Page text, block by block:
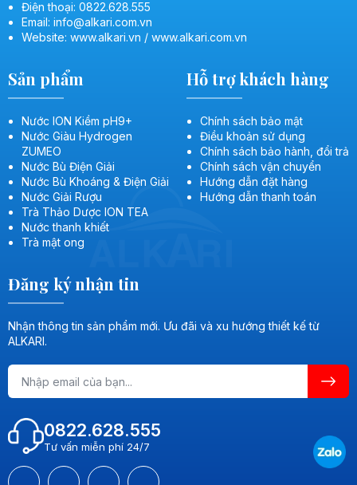
Điện thoại: 0822.628.555
Email: info@alkari.com.vn
Website: www.alkari.vn / www.alkari.com.vn
Sản phẩm
Nước ION Kiềm pH9+
Nước Giàu Hydrogen
ZUMEO
Nước Bù Điện Giải
Nước Bù Khoáng & Điện Giải
Nước Giải Rượu
Trà Thảo Dược ION TEA
Nước thanh khiết
Trà mật ong
Hỗ trợ khách hàng
Chính sách bảo mật
Điều khoản sử dụng
Chính sách bảo hành, đổi trả
Chính sách vận chuyển
Hướng dẫn đặt hàng
Hướng dẫn thanh toán
Đăng ký nhận tin
Nhận thông tin sản phẩm mới. Ưu đãi và xu hướng thiết kế từ
ALKARI.
0822.628.555
Tư vấn miễn phí 24/7